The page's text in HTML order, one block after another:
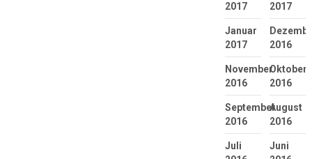
2017
2017
Januar
2017
2016
November
2016
Oktober
2016
September
2016
August
2016
Juli
Juni